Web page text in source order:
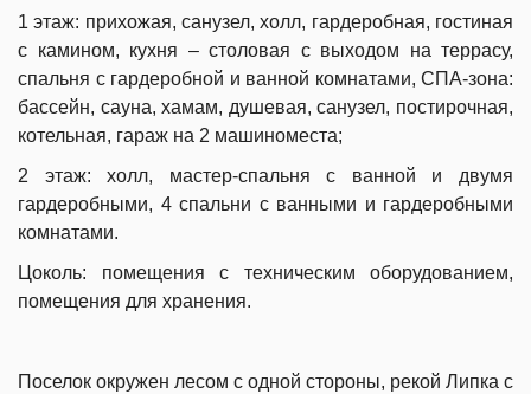
1 этаж: прихожая, санузел, холл, гардеробная, гостиная
с камином, кухня – столовая с выходом на террасу,
спальня с гардеробной и ванной комнатами, СПА-зона:
бассейн, сауна, хамам, душевая, санузел, постирочная,
котельная, гараж на 2 машиноместа;
2 этаж: холл, мастер-спальня с ванной и двумя
гардеробными, 4 спальни с ванными и гардеробными
комнатами.
Цоколь: помещения с техническим оборудованием,
помещения для хранения.
Поселок окружен лесом с одной стороны, рекой Липка с